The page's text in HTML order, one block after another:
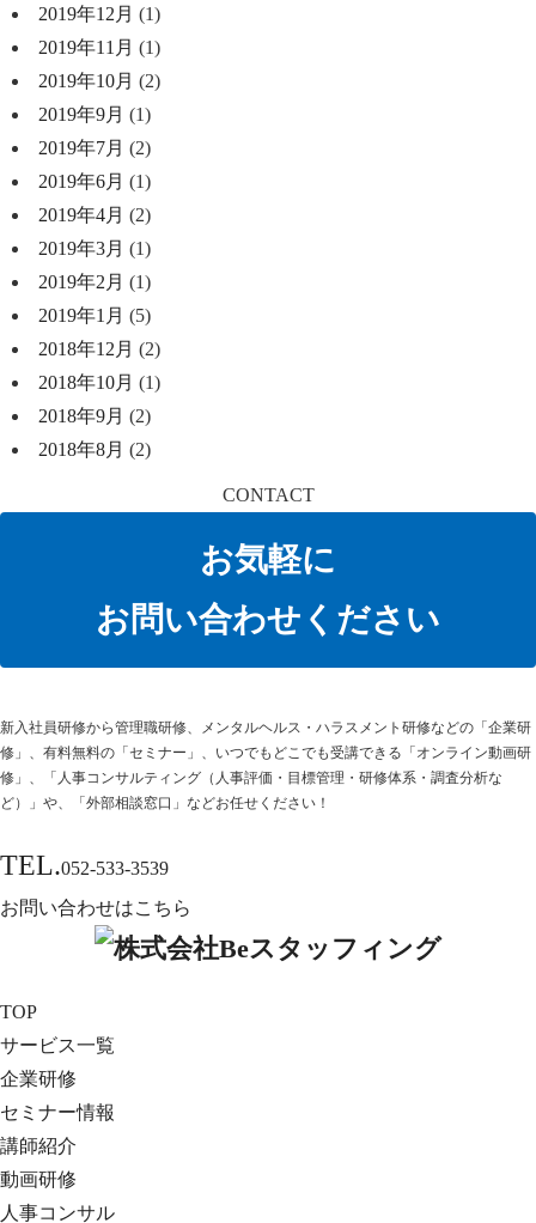
2019年12月 (1)
2019年11月 (1)
2019年10月 (2)
2019年9月 (1)
2019年7月 (2)
2019年6月 (1)
2019年4月 (2)
2019年3月 (1)
2019年2月 (1)
2019年1月 (5)
2018年12月 (2)
2018年10月 (1)
2018年9月 (2)
2018年8月 (2)
CONTACT
お気軽に
お問い合わせください
新⼊社員研修から管理職研修、メンタルヘルス・ハラスメント研修などの「企業研
修」、有料無料の「セミナー」、いつでもどこでも受講できる「オンライン動画研
修」、「人事コンサルティング（人事評価・目標管理・研修体系・調査分析な
ど）」や、「外部相談窓口」などお任せください！
TEL.052-533-3539
お問い合わせはこちら
TOP
サービス一覧
企業研修
セミナー情報
講師紹介
動画研修
人事コンサル